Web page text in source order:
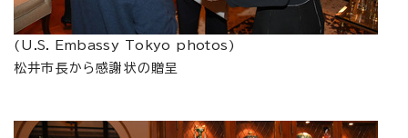
( U.S. Embassy Tokyo photos )
松井市長から感謝状の贈呈